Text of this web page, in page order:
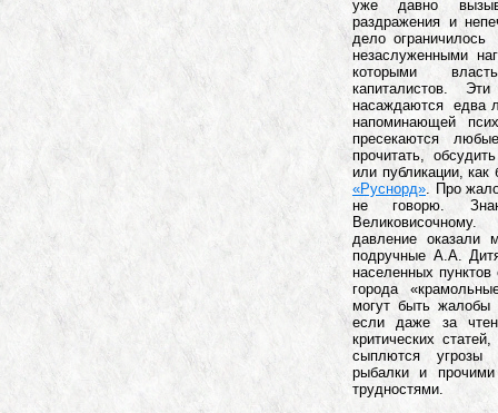
уже давно
раздражения и
дело
незаслуженными
которыми
капиталистов.
насаждаются едва
напоминающей
пресекаются
прочитать,
или публикации,
«Руснорд» . Про
не говорю.
давление оказали
подручные А.А.
населенных пунктов
города
могут быть жалобы
если даже за
критических
сыплются угрозы
рыбалки и
трудностями.